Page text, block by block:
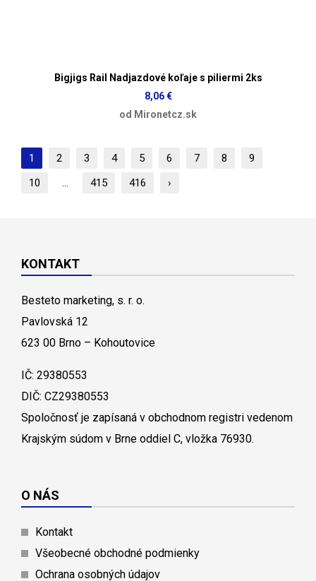
Bigjigs Rail Nadjazdové koľaje s piliermi 2ks
8,06 €
od Mironetcz.sk
1 2 3 4 5 6 7 8
9
10
... 415 416 ›
KONTAKT
Besteto marketing, s. r. o.
Pavlovská 12
623 00 Brno – Kohoutovice
IČ: 29380553
DIČ: CZ29380553
Spoločnosť je zapísaná v obchodnom registri vedenom
Krajským súdom v Brne oddiel C, vložka 76930.
O NÁS
Kontakt
Všeobecné obchodné podmienky
Ochrana osobných údajov